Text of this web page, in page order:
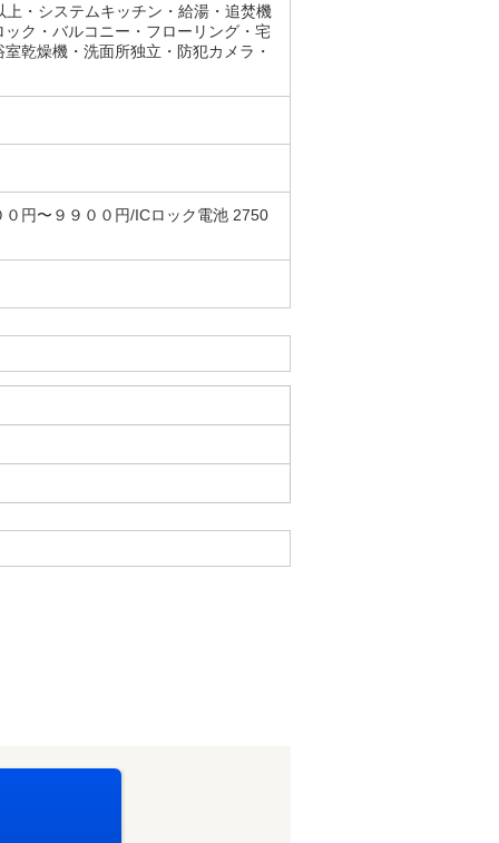
・システムキッチン・給湯・追焚機
ク・バルコニー・フローリング・宅
乾燥機・洗面所独立・防犯カメラ・
円〜９９００円/ICロック電池 2750